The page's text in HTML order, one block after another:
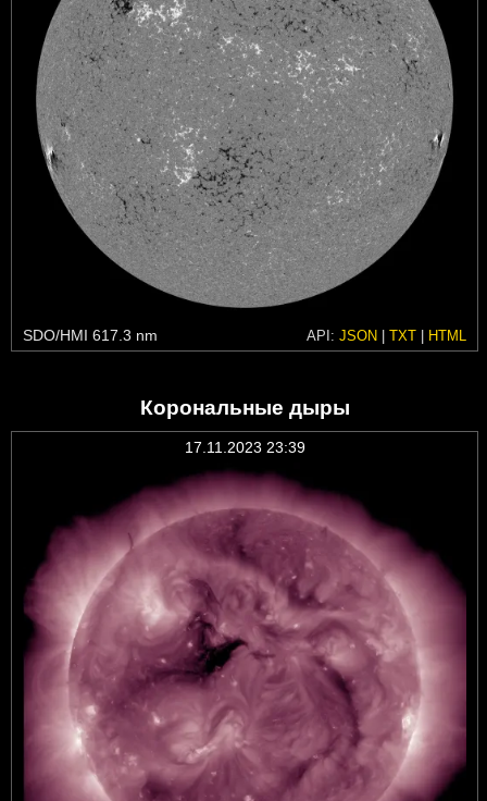
SDO/HMI 617.3 nm API: JSON | TXT | HTML
Корональные дыры
17.11.2023 23:39